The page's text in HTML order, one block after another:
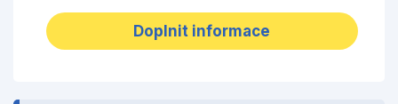
Doplnit informace